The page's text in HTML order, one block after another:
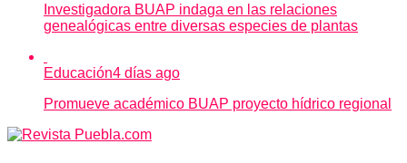
Investigadora BUAP indaga en las relaciones
genealógicas entre diversas especies de plantas
Educación4 días ago
Promueve académico BUAP proyecto hídrico regional